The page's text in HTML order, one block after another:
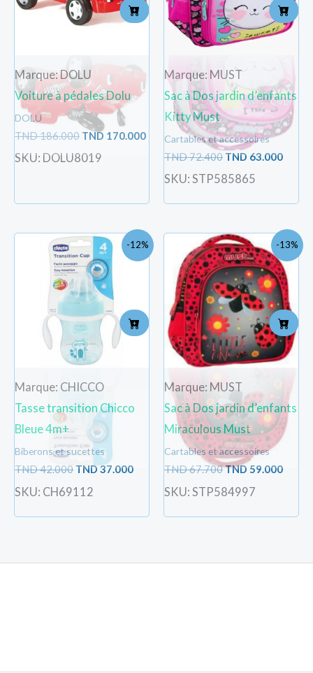
Marque: DOLU
Voiture à pédales Dolu
DOLU
TND186.000 TND 170.000
SKU: DOLU8019
Marque: MUST
Sac à Dos jardin d’enfants
Kitty Must
Cartables et accessoires
TND72.400 TND 63.000
SKU: STP585865
-12%
Marque: CHICCO
Tasse transition Chicco
Bleue 4m+
Biberons et sucettes
TND42.000
Le
prix
initial
était :
TND
42.000.
TND37.000
Le
prix
actuel
SKU: CH69112
-13%
Marque: MUST
Sac à Dos jardin d’enfants
Miraculous Must
Cartables et accessoires
TND67.700
Le
prix
initial
était :
TND
67.700.
TND 59.000
Le
prix
actuel
est :
TND
SKU: STP584997